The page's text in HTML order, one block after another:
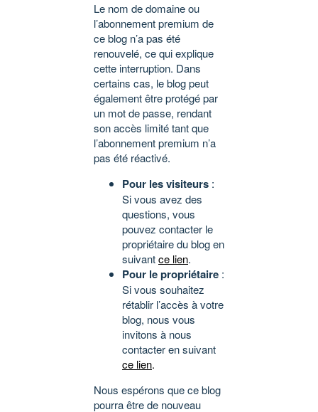
Le nom de domaine ou
l’abonnement premium de
ce blog n’a pas été
renouvelé, ce qui explique
cette interruption. Dans
certains cas, le blog peut
également être protégé par
un mot de passe, rendant
son accès limité tant que
l’abonnement premium n’a
pas été réactivé.
Pour les visiteurs :
Si vous avez des
questions, vous
pouvez contacter le
propriétaire du blog en
suivantce lien.
Pour le propriétaire :
Si vous souhaitez
rétablir l’accès à votre
blog, nous vous
invitons à nous
contacter en suivant
ce lien.
Nous espérons que ce blog
pourra être de nouveau